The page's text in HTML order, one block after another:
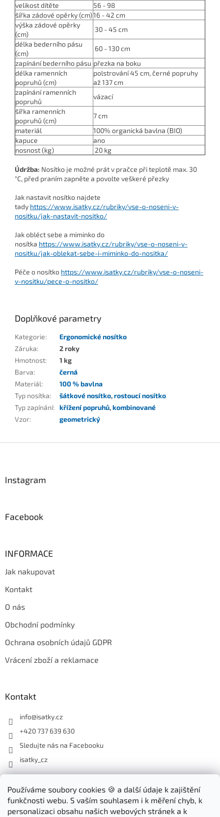
Používáme soubory cookies 🍪 a další údaje k zajištění
funkčnosti webu. S vaším souhlasem i k měření chyb, k
personalizaci obsahu našich webových stránek a k
velikost dítěte
56 - 98
šířka zádové opěrky (cm)16 - 42 cm
výška zádové opěrky
(cm)
30 - 45 cm
délka bederního pásu
(cm)
60 - 130 cm
zapínání bederního pásu přezka na boku
délka ramenních
popruhů (cm)
polstrování 45 cm, černé popruhy
až 137 cm
zapínání ramenních
popruhů
vázací
šířka ramenních
popruhů (cm)
7 cm
materiál
100% organická bavlna (BIO)
kapuce
ano
nosnost (kg)
20 kg
Údržba: Nosítko je možné prát v pračce při teplotě max. 30
°C, před praním zapněte a povolte veškeré přezky
Jak nastavit nosítko najdete
tady https://www.isatky.cz/rubriky/vse-o-noseni-v-
nositku/jak-nastavit-nositko/
Jak obléct sebe a miminko do
nosítka https://www.isatky.cz/rubriky/vse-o-noseni-v-
nositku/jak-oblekat-sebe-i-miminko-do-nositka/
Péče o nosítko https://www.isatky.cz/rubriky/vse-o-noseni-
v-nositku/pece-o-nositko/
Doplňkové parametry
Kategorie:
Ergonomické nosítko
Záruka:
2 roky
Hmotnost:
1 kg
Barva:
černá
Materiál:
100 % bavlna
Typ nosítka: šátkové nosítko,rostoucí nosítko
Typ zapínání: křížení popruhů,kombinované
Vzor: geometrický
Instagram
Facebook
INFORMACE
Jak nakupovat
Kontakt
O nás
Obchodní podmínky
Ochrana osobních údajů GDPR
Vrácení zboží a reklamace
Kontakt
info@isatky.cz
+420 737 639 630
Sledujte nás na Facebooku
isatky_cz
Odebírat newsletter
Vložte svůj e-mail a my vám budeme zasílat informace o nových